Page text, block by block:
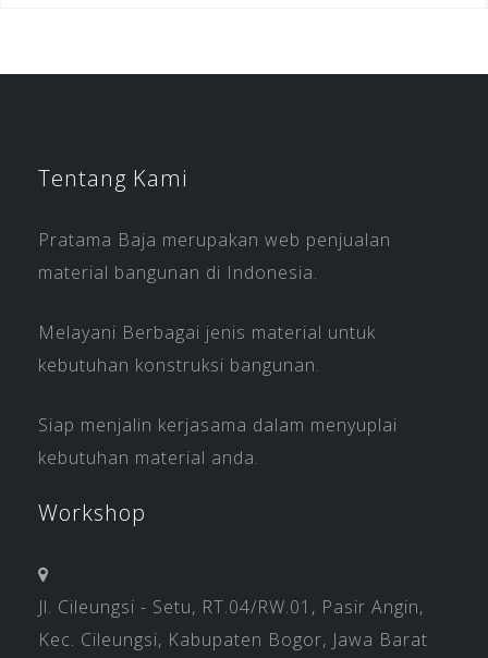
Tentang Kami
Pratama Baja merupakan web penjualan
material bangunan di Indonesia.
Melayani Berbagai jenis material untuk
kebutuhan konstruksi bangunan.
Siap menjalin kerjasama dalam menyuplai
kebutuhan material anda.
Workshop
Jl. Cileungsi - Setu, RT.04/RW.01, Pasir Angin,
Kec. Cileungsi, Kabupaten Bogor, Jawa Barat